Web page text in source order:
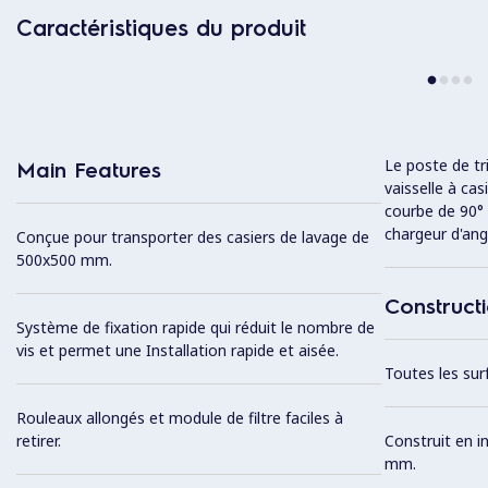
Caractéristiques du produit
Main Features
Conçue pour transporter des casiers de lavage de
500x500 mm.
Système de fixation rapide qui réduit le nombre de
vis et permet une Installation rapide et aisée.
Rouleaux allongés et module de filtre faciles à
retirer.
Le poste de
vaisselle à
courbe de
chargeur
Toutes les
Construit en
mm.